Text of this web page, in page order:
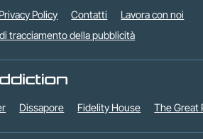
Privacy Policy Contatti
Lavora con noi
tracciamento della pubblicità
Dissapore Fidelity House The Great